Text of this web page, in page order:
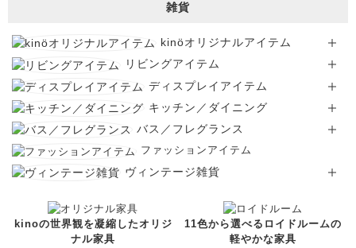
雑貨
kinöオリジナルアイテム
リビングアイテム
ディスプレイアイテム
キッチン／ダイニング
バス／フレグランス
ファッションアイテム
ヴィンテージ雑貨
kinoの世界観を凝縮したオリジ
ナル家具
11色から選べるロイドルームの
軽やかな家具